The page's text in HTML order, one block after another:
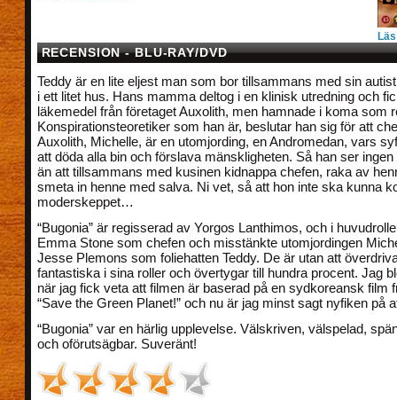
RECENSION - BLU-RAY/DVD
Teddy är en lite eljest man som bor tillsammans med sin
i ett litet hus. Hans mamma deltog i en klinisk utredning och
läkemedel från företaget Auxolith, men hamnade i koma som
Konspirationsteoretiker som han är, beslutar han sig för att
Auxolith, Michelle, är en utomjording, en Andromedan, vars
att döda alla bin och förslava mänskligheten. Så han ser ingen
än att tillsammans med kusinen kidnappa chefen, raka av
smeta in henne med salva. Ni vet, så att hon inte ska kunna
moderskeppet…
“Bugonia” är regisserad av Yorgos Lanthimos, och i
Emma Stone som chefen och misstänkte utomjordingen
Jesse Plemons som foliehatten Teddy. De är utan att
fantastiska i sina roller och övertygar till hundra procent. Jag
när jag fick veta att filmen är baserad på en sydkoreansk film
“Save the Green Planet!” och nu är jag minst sagt nyfiken på
“Bugonia” var en härlig upplevelse. Välskriven, välspelad,
och oförutsägbar. Suveränt!